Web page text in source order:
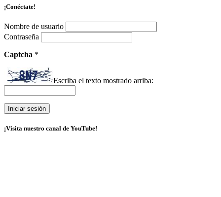
¡Conéctate!
Nombre de usuario
Contraseña
Captcha *
Escriba el texto mostrado arriba:
¡Visita nuestro canal de YouTube!